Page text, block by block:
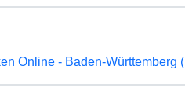
Online - Baden-Württemberg